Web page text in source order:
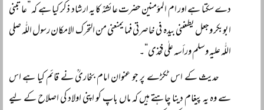
دے سکتا ہے اور ام المؤمنین حضرت عائشہؒ کا یہ ارشاد ذکر کیا ہے کہ ”عاتبنی
ابوبکر وجعل یطعننی بیدہ فی خاصرتی فما یمنعنی من التحرک الامکان رسول اللّٰہ صلی
اللّٰہ علیہ وسلم ورأسہ علٰی فخذی“۔
حدیث کے اس ٹکڑے پر جو عنوان امام بخاریؒ نے قائم کیا ہے اس
سے وہ یہ پیغام دینا چاہتے ہیں کہ ماں باپ کو اپنی اولاد کی اصلاح کے لیے